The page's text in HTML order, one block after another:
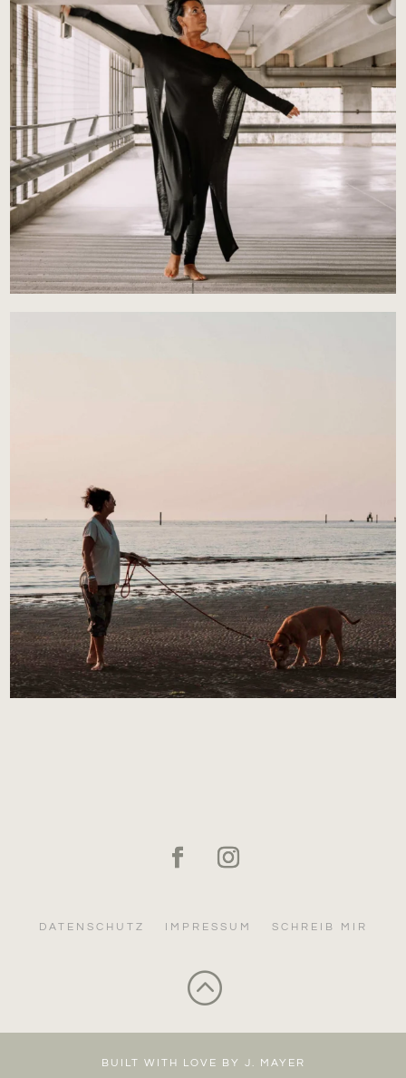
DATENSCHUTZ IMPRESSUM SCHREIB MIR
:
BUILT WITH LOVE BY J. MAYER